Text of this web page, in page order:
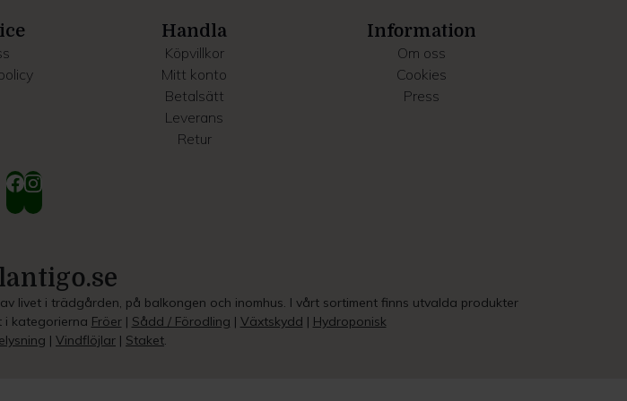
Handla
Köpvillkor
Mitt konto
Betalsätt
Leverans
Retur
Information
Om oss
Cookies
Press
livet i trädgården, på balkongen och inomhus. I vårt sortiment finns utvalda produkter
i kategorierna Fröer| Sådd / Förodling | Växtskydd | Hydroponisk
| Vindflöjlar | Staket.